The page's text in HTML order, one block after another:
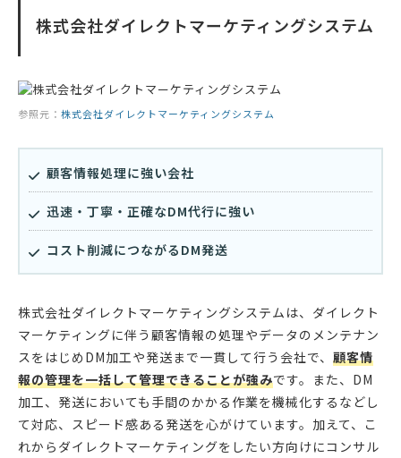
株式会社ダイレクトマーケティングシステム
参照元： 株式会社ダイレクトマーケティングシステム
顧客情報処理に強い会社
迅速・丁寧・正確なDM代行に強い
コスト削減につながるDM発送
株式会社ダイレクトマーケティングシステムは、ダイレクト
マーケティングに伴う顧客情報の処理やデータのメンテナン
スをはじめDM加工や発送まで一貫して行う会社で、 顧客情
報の管理を一括して管理できることが強みです。また、DM
加工、発送においても手間のかかる作業を機械化するなどし
て対応、スピード感ある発送を心がけています。加えて、こ
れからダイレクトマーケティングをしたい方向けにコンサル